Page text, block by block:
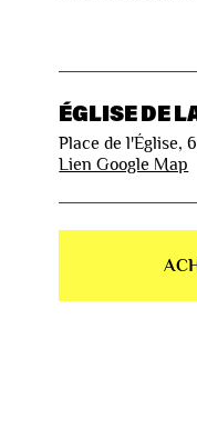
ÉGLISE DE
Place de l'Église,
Lien Google Map